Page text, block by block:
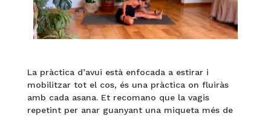
La pràctica d’avui està enfocada a estirar i
mobilitzar tot el cos, és una pràctica on fluiràs
amb cada asana. Et recomano que la vagis
repetint per anar guanyant una miqueta més de